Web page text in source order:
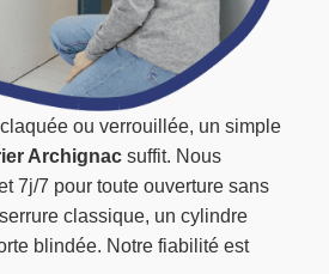
ou verrouillée, un simple
Archignac suffit. Nous
7j/7 pour toute ouverture sans
classique, un cylindre
blindée. Notre fiabilité est